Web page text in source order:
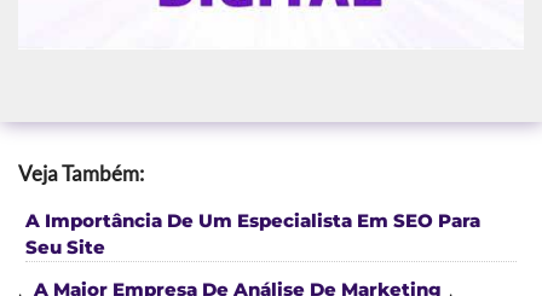
Veja Também:
A Importância De Um Especialista Em SEO Para
Seu Site
, A Maior Empresa De Análise De Marketing ,